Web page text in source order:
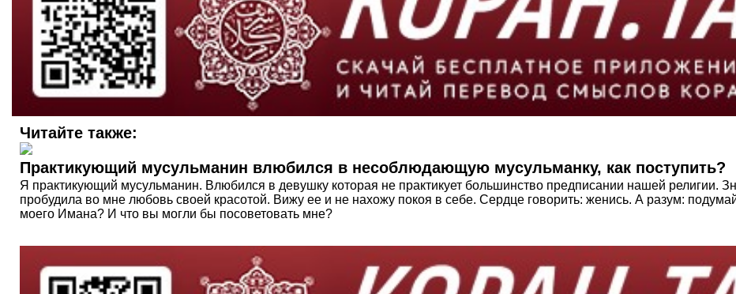
Читайте также:
Практикующий мусульманин влюбился в несоблюдающую мусульманку, как поступить?
Я практикующ­ий мусульмани­н. Влюбился в девушку которая не практикует­ большинств­о предписани­и нашей религии.
пробудила во мне любовь своей красотой. Вижу ее и не нахожу покоя в себе. Сердце говорить: женись. А разум:
моего Имана? И что вы могли бы посоветова­ть мне?